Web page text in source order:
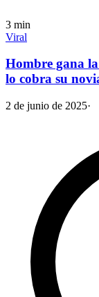
3 min
Viral
Hombre gana
lo cobra su
2 de junio de 2025·